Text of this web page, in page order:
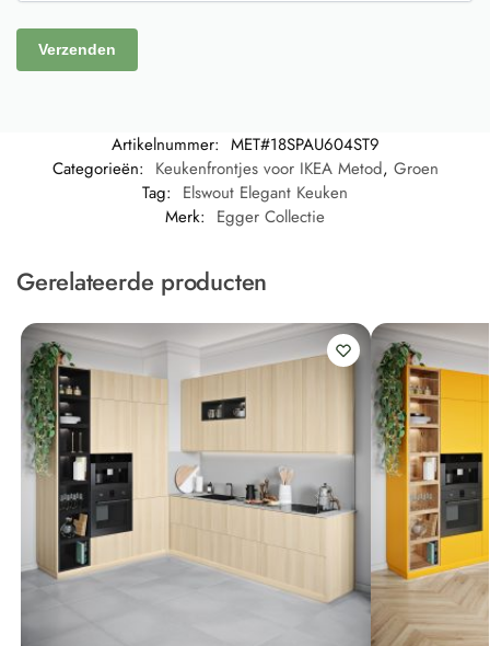
Artikelnummer: MET#18SPAU604ST9
Categorieën: Keukenfrontjes voor IKEA Metod, Groen
Tag: Elswout Elegant Keuken
Merk: Egger Collectie
Gerelateerde producten